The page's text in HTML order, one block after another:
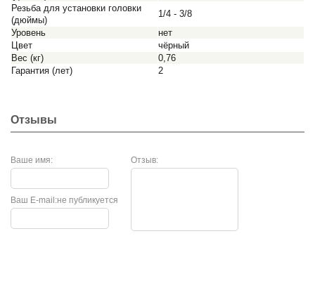
Резьба для установки головки
(дюймы)
1/4 - 3/8
Уровень
нет
Цвет
чёрный
Вес (кг)
0,76
Гарантия (лет)
2
Отзывы
Ваше имя: Отзыв:
не публикуется
Ваш E-mail: